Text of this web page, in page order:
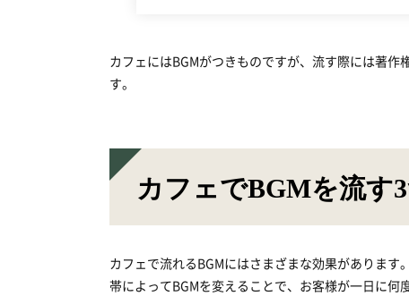
カフェにはBGMがつきものですが、流す際には著
す。
カフェでBGMを流す
カフェで流れるBGMにはさまざまな効果がありま
帯によってBGMを変えることで、お客様が一日に何